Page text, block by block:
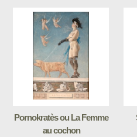
Pornokratès ou La Femme
au cochon